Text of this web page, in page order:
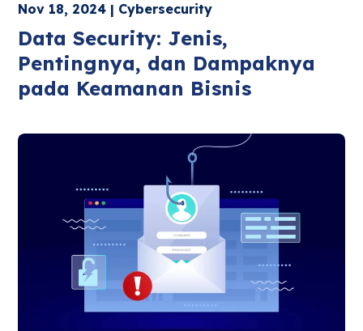
Nov 18, 2024 | Cybersecurity
Data Security: Jenis,
Pentingnya, dan Dampaknya
pada Keamanan Bisnis